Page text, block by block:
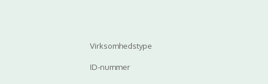
Virksomhedstype
ID-nummer